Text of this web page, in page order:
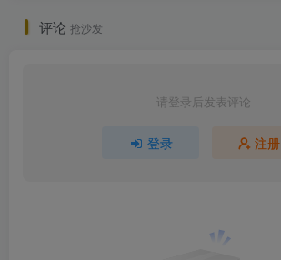
评论 抢沙发
请登录后发表评论
登录 注册